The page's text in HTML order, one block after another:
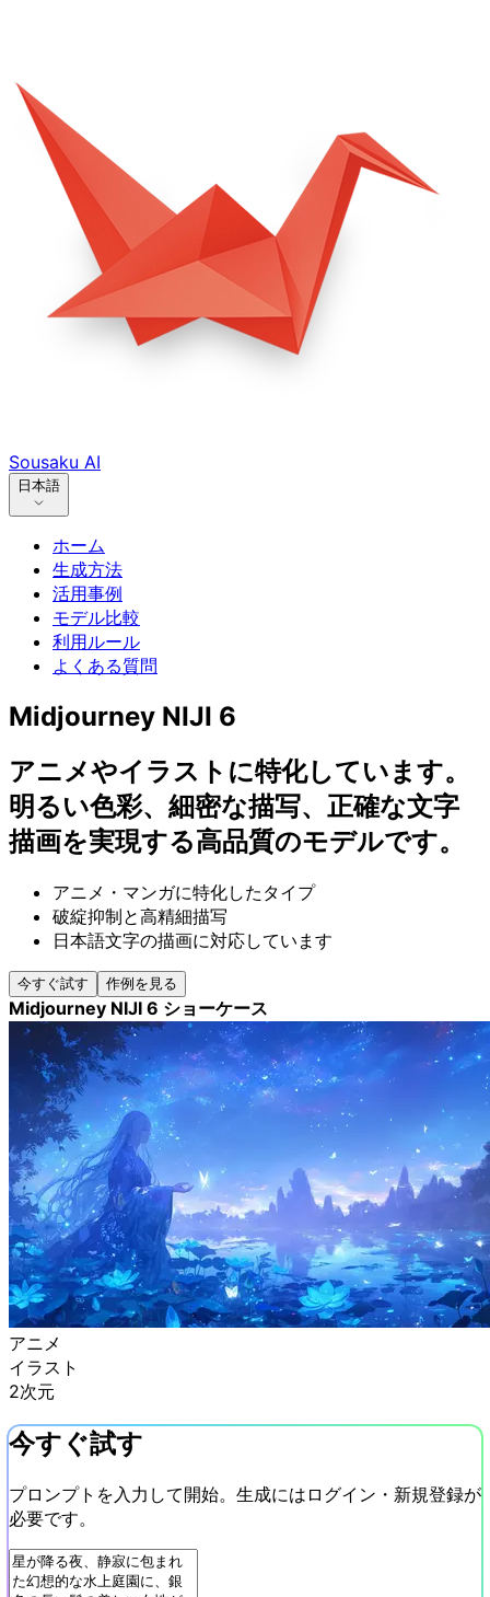
Sousaku AI
日本語
ホーム
生成方法
活用事例
モデル比較
利用ルール
よくある質問
Midjourney NIJI 6
アニメやイラストに特化しています。
明るい色彩、細密な描写、正確な文字
描画を実現する高品質のモデルです。
アニメ・マンガに特化したタイプ
破綻抑制と高精細描写
日本語文字の描画に対応しています
今すぐ試す 作例を見る
Midjourney NIJI 6 ショーケース
アニメ
イラスト
2次元
今すぐ試す
プロンプトを入力して開始。生成にはログイン・新規登録が
必要です。